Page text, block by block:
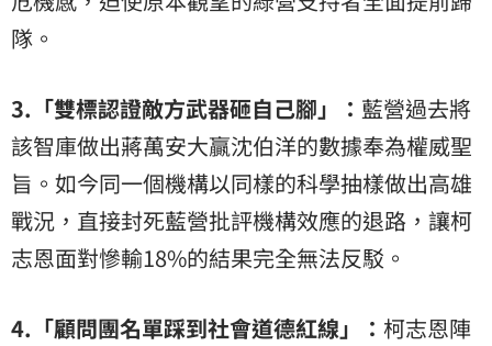
隊。
3.「雙標認證敵方武器砸自己腳」： 藍營過去將
該智庫做出蔣萬安大贏沈伯洋的數據奉為權威聖
旨。如今同一個機構以同樣的科學抽樣做出高雄
戰況，直接封死藍營批評機構效應的退路，讓柯
志恩面對慘輸18%的結果完全無法反駁。
4.「顧問團名單踩到社會道德紅線」： 柯志恩陣